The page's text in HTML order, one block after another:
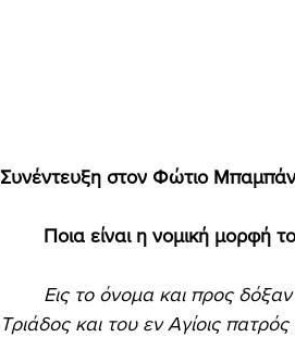
Συνέντευξη στον Φώτιο
Ποια είναι η νομική μορφή
Εις το όνομα και προς
Τριάδος και του εν Αγίοις